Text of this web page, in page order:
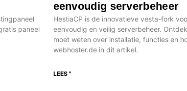
paneel
eenvoudig serverbeheer
HestiaCP is de innovatieve vesta-fork
eenvoudig en veilig serverbeheer.
moet weten over installatie, functies en
webhoster.de in dit artikel.
LEES "